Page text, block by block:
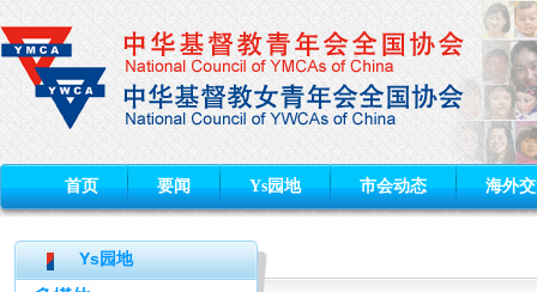
首页 要闻 Ys园地 市会动态 海外
Ys园地